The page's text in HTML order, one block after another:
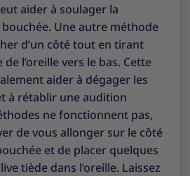
aider à soulager la
bouchée. Une autre méthode
d’un côté tout en tirant
l’oreille vers le bas. Cette
aider à dégager les
à rétablir une audition
ne fonctionnent pas,
de vous allonger sur le côté
et de placer quelques
tiède dans l’oreille. Laissez